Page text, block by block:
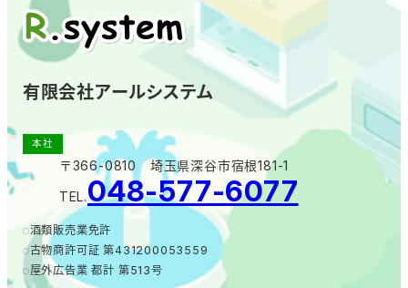
有限会社アールシステム
本社
〒366-0810 埼玉県深谷市宿根181-1
TEL.048-577-6077
酒類販売業免許
古物商許可証 第431200053559
屋外広告業 都計 第513号